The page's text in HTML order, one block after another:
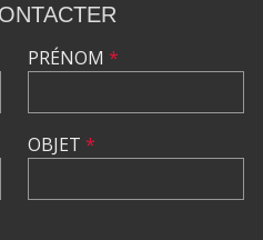
PRÉNOM *
OBJET *